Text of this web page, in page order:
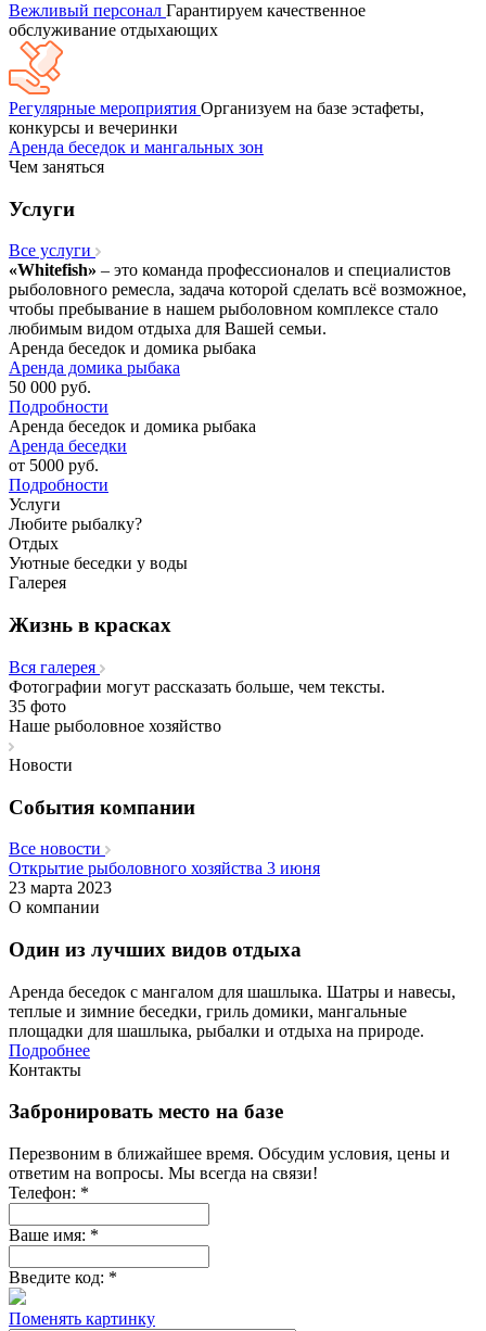
Вежливый персонал Гарантируем качественное
обслуживание отдыхающих
Регулярные мероприятия Организуем на базе эстафеты,
конкурсы и вечеринки
Аренда беседок и мангальных зон
Чем заняться
Услуги
Все услуги
«Whitefish» – это команда профессионалов и специалистов
рыболовного ремесла, задача которой сделать всё возможное,
чтобы пребывание в нашем рыболовном комплексе стало
любимым видом отдыха для Вашей семьи.
Аренда беседок и домика рыбака
Аренда домика рыбака
50 000 руб.
Подробности
Аренда беседок и домика рыбака
Аренда беседки
от 5000 руб.
Подробности
Услуги
Любите рыбалку?
Отдых
Уютные беседки у воды
Галерея
Жизнь в красках
Вcя галерея
Фотографии могут рассказать больше, чем тексты.
35 фото
Наше рыболовное хозяйство
Новости
События компании
Все новости
Открытие рыболовного хозяйства 3 июня
23 марта 2023
О компании
Один из лучших видов отдыха
Аренда беседок с мангалом для шашлыка. Шатры и навесы,
теплые и зимние беседки, гриль домики, мангальные
площадки для шашлыка, рыбалки и отдыха на природе.
Подробнее
Контакты
Забронировать место на базе
Перезвоним в ближайшее время. Обсудим условия, цены и
ответим на вопросы. Мы всегда на связи!
Телефон: *
Ваше имя: *
Введите код: *
Поменять картинку